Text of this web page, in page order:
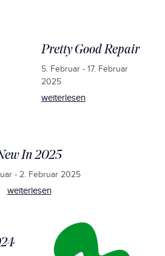
Pretty Good Repair
5. Februar - 17. Februar
2025
weiterlesen
In 2025
- 2. Februar 2025
weiterlesen